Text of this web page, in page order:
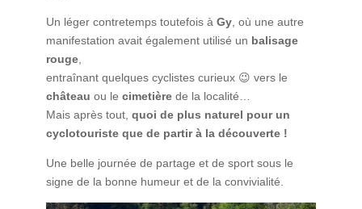
Un léger contretemps toutefois à Gy, où une autre
manifestation avait également utilisé un balisage
rouge,
entraînant quelques cyclistes curieux 😉 vers le
château ou le cimetièrede la localité…
Mais après tout, quoi de plus naturel pour un
cyclotouriste que de partir à la découverte !
Une belle journée de partage et de sport sous le
signe de la bonne humeur et de la convivialité.